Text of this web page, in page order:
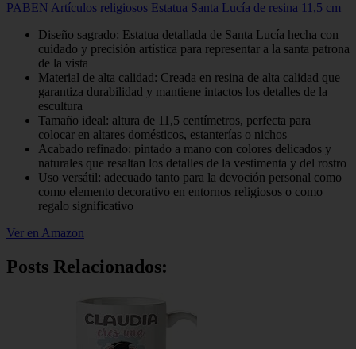
PABEN Artículos religiosos Estatua Santa Lucía de resina 11,5 cm
Diseño sagrado: Estatua detallada de Santa Lucía hecha con
cuidado y precisión artística para representar a la santa patrona
de la vista
Material de alta calidad: Creada en resina de alta calidad que
garantiza durabilidad y mantiene intactos los detalles de la
escultura
Tamaño ideal: altura de 11,5 centímetros, perfecta para
colocar en altares domésticos, estanterías o nichos
Acabado refinado: pintado a mano con colores delicados y
naturales que resaltan los detalles de la vestimenta y del rostro
Uso versátil: adecuado tanto para la devoción personal como
como elemento decorativo en entornos religiosos o como
regalo significativo
Ver en Amazon
Posts Relacionados: